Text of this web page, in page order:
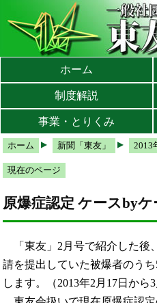
メインメニューへ
サブメニューへ
現在地ナビ（パンくずリスト）
ホーム
制度解説
事業・とりくみ
ホーム 新聞「東友」 2013
現在のページ
原爆症認定 ケースbyケ
「東友」2月号で紹介した後
請を提出していた被爆者のう
します。（2013年2月17日から3